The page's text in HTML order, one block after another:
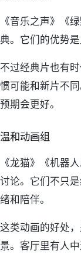
《音乐之声》《
典。它们的优势
不过经典片也有
惯可能和新片不同
预期会更好。
温和动画组
《龙猫》《机器
讨论。它们不只
绪和陪伴。
这类动画的好处
景。客厅里有人